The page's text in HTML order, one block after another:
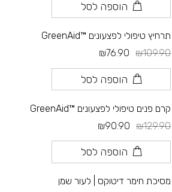
הוספה לסל
תרחיץ טיפולי לפצעונים ™GreenAid
₪109.90
₪76.90
הוספה לסל
קרם פנים טיפולי לפצעונים ™GreenAid
₪129.90
₪90.90
הוספה לסל
מסיכת חימר דיטוקס | לעור שמן